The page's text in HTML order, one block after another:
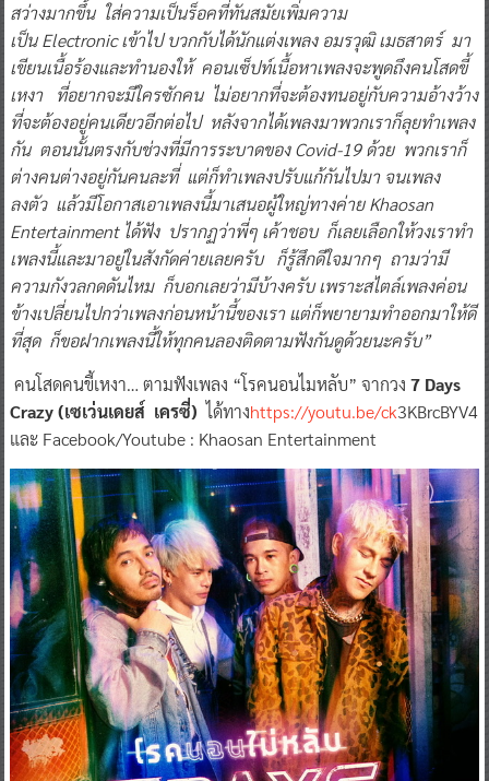
สว่างมากขึ้น ใส่ความเป็นร็อคที่ทันสมัยเพิ่มความ
เป็น Electronic เข้าไป บวกกับได้นักแต่งเพลง อมรวุฒิ เมธสาตร์ มา
เขียนเนื้อร้องและทำนองให้ คอนเซ็ปท์เนื้อหาเพลงจะพูดถึงคนโสดขี้
เหงา ที่อยากจะมีใครซักคน ไม่อยากที่จะต้องทนอยู่กับความอ้างว้าง
ที่จะต้องอยู่คนเดียวอีกต่อไป หลังจากได้เพลงมาพวกเราก็ลุยทำเพลง
กัน ตอนนั้นตรงกับช่วงที่มีการระบาดของ Covid-19 ด้วย พวกเราก็
ต่างคนต่างอยู่กันคนละที่ แต่ก็ทำเพลงปรับแก้กันไปมา จนเพลง
ลงตัว แล้วมีโอกาสเอาเพลงนี้มาเสนอผู้ใหญ่ทางค่าย Khaosan
Entertainment ได้ฟัง ปรากฏว่าพี่ๆ เค้าชอบ ก็เลยเลือกให้วงเราทำ
เพลงนี้และมาอยู่ในสังกัดค่ายเลยครับ ก็รู้สึกดีใจมากๆ ถามว่ามี
ความกังวลกดดันไหม ก็บอกเลยว่ามีบ้างครับ เพราะสไตล์เพลงค่อน
ข้างเปลี่ยนไปกว่าเพลงก่อนหน้านี้ของเรา แต่ก็พยายามทำออกมาให้ดี
ที่สุด ก็ขอฝากเพลงนี้ให้ทุกคนลองติดตามฟังกันดูด้วยนะครับ”
คนโสดคนขี้เหงา… ตามฟังเพลง “โรคนอนไมหลับ” จากวง 7 Days
Crazy (เซเว่นเดยส์ เครซี่) ได้ทางhttps://youtu.be/ck3KBrcBYV4
และ Facebook/Youtube : Khaosan Entertainment